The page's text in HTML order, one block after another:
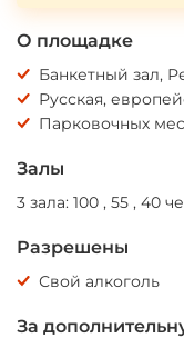
О площадке
Банкетный зал,
Русская,
Парковочных
Залы
3 зала: 100 , 55 , 40
Разрешены
Свой алкоголь
За